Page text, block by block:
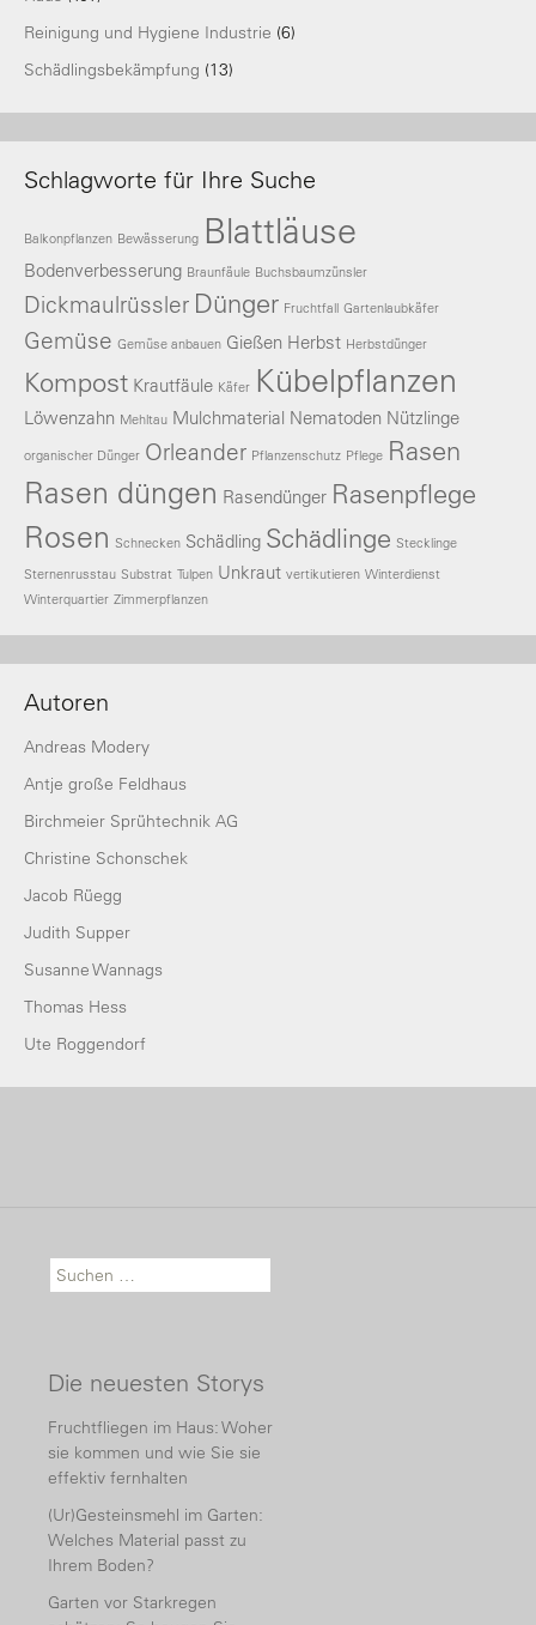
Reinigung und Hygiene Industrie (6)
Schädlingsbekämpfung (13)
Schlagworte für Ihre Suche
Balkonpflanzen Bewässerung Blattläuse
Bodenverbesserung Braunfäule Buchsbaumzünsler
Dickmaulrüssler Dünger Fruchtfall Gartenlaubkäfer
Gemüse Gemüse anbauen Gießen Herbst Herbstdünger
Kompost Krautfäule Käfer Kübelpflanzen
Löwenzahn Mehltau Mulchmaterial Nematoden Nützlinge
organischer Dünger Orleander Pflanzenschutz Pflege Rasen
Rasen düngen Rasendünger Rasenpflege
Rosen Schnecken Schädling Schädlinge Stecklinge
Sternenrusstau Substrat Tulpen Unkraut vertikutieren Winterdienst
Winterquartier Zimmerpflanzen
Autoren
Andreas Modery
Antje große Feldhaus
Birchmeier Sprühtechnik AG
Christine Schonschek
Jacob Rüegg
Judith Supper
Susanne Wannags
Thomas Hess
Ute Roggendorf
Suche nach:
Die neuesten Storys
Fruchtfliegen im Haus: Woher
sie kommen und wie Sie sie
effektiv fernhalten
(Ur)Gesteinsmehl im Garten:
Welches Material passt zu
Ihrem Boden?
Garten vor Starkregen